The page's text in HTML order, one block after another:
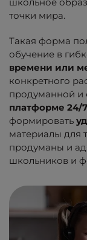
точки мира.
Такая форма
обучение в
времени или
конкретного
продуманной и
платформе 24/7
формировать
материалы для
продуманы и
школьников и